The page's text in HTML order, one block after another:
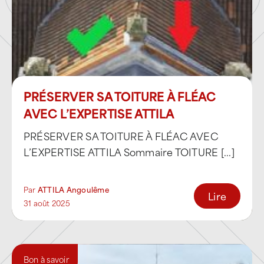
La zone industrielle des Agriers
, l’une
des principales zones industrielles
d’Angoulême, regroupant de
nombreuses entreprises de production
et de services,
La zone industrielle de Rabion, secteur
économique structurant accueillant des
activités industrielles et artisanales,
Angoulême, zone mixte accueillant
entreprises tertiaires,
Le parc d’activités de Bel-Air à L’Isle-
PRÉSERVER SA TOITURE À FLÉAC
AVEC L’EXPERTISE ATTILA
PRÉSERVER SA TOITURE À FLÉAC AVEC
L’EXPERTISE ATTILA Sommaire TOITURE [...]
Par ATTILA Angoulême
31 août 2025
Lire
Bon à savoir